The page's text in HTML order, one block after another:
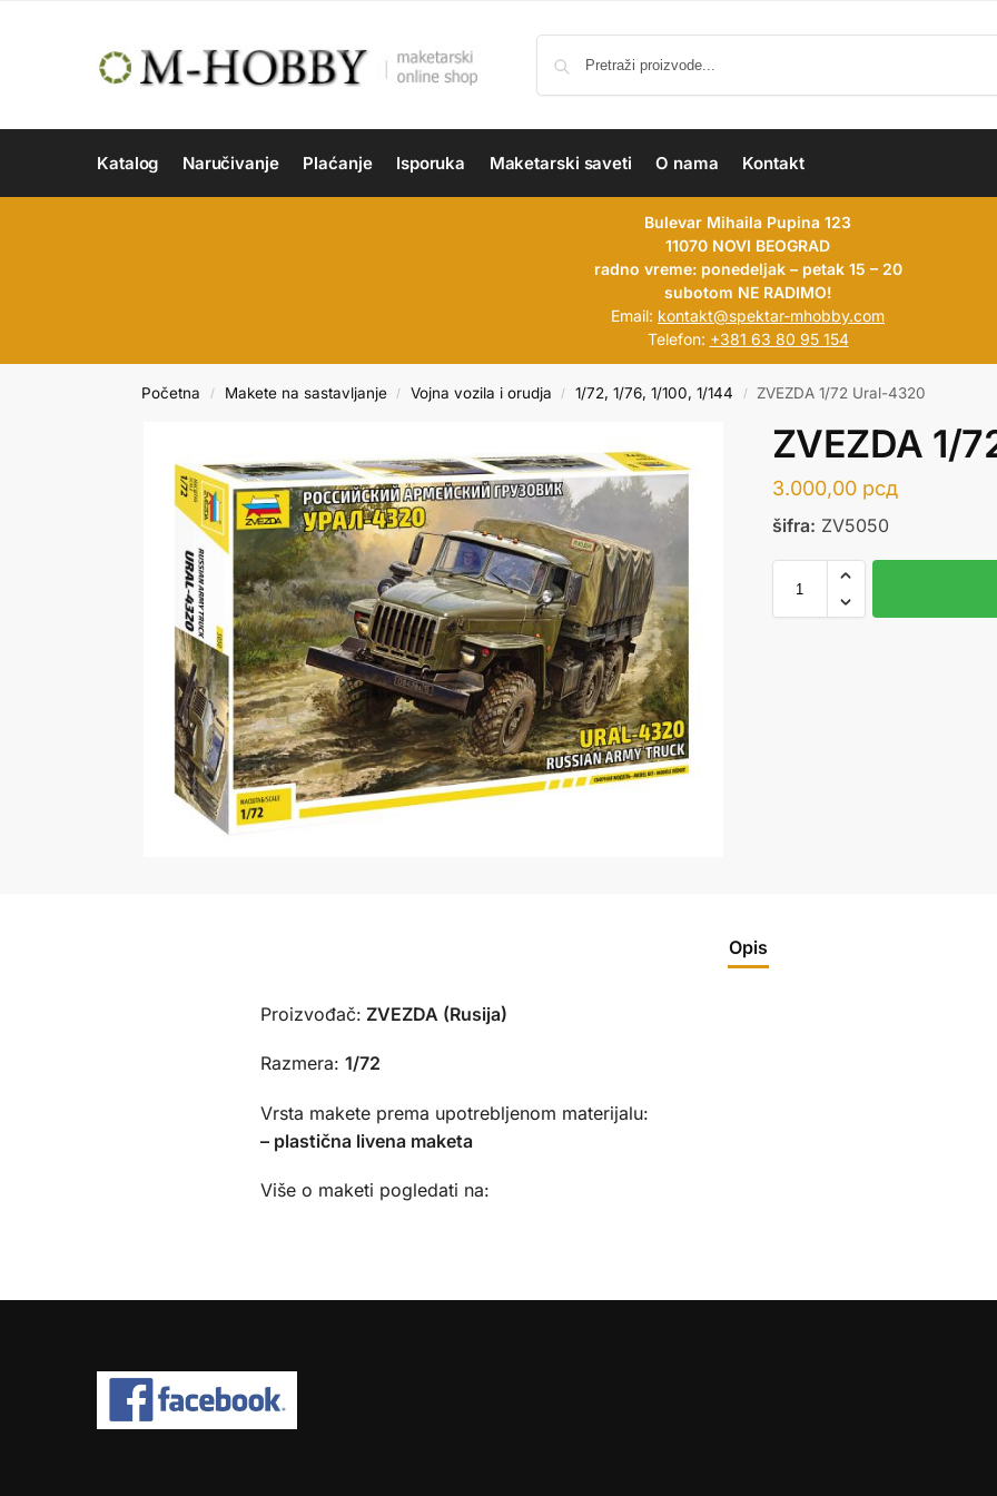
Katalog Naručivanje Plaćanje Isporuka Maketarski saveti O nama Kontakt
Bulevar Mihaila Pupina 123
11070 NOVI BEOGRAD
radno vreme: ponedeljak – petak 15 – 20
subotom NE RADIMO!
Email: kontakt@spektar-mhobby.com
Telefon: +381 63 80 95 154
Početna / Makete na sastavljanje / Vojna vozila i orudja / 1/72, 1/76, 1/100, 1/144 / ZVEZDA 1/72 Ural-4320
ZVEZDA 1/
3.000,00 рсд
šifra: ZV5050
Opis
Proizvođač: ZVEZDA (Rusija)
Razmera: 1/72
Vrsta makete prema upotrebljenom materijalu:
– plastična livena maketa
Više o maketi pogledati na: